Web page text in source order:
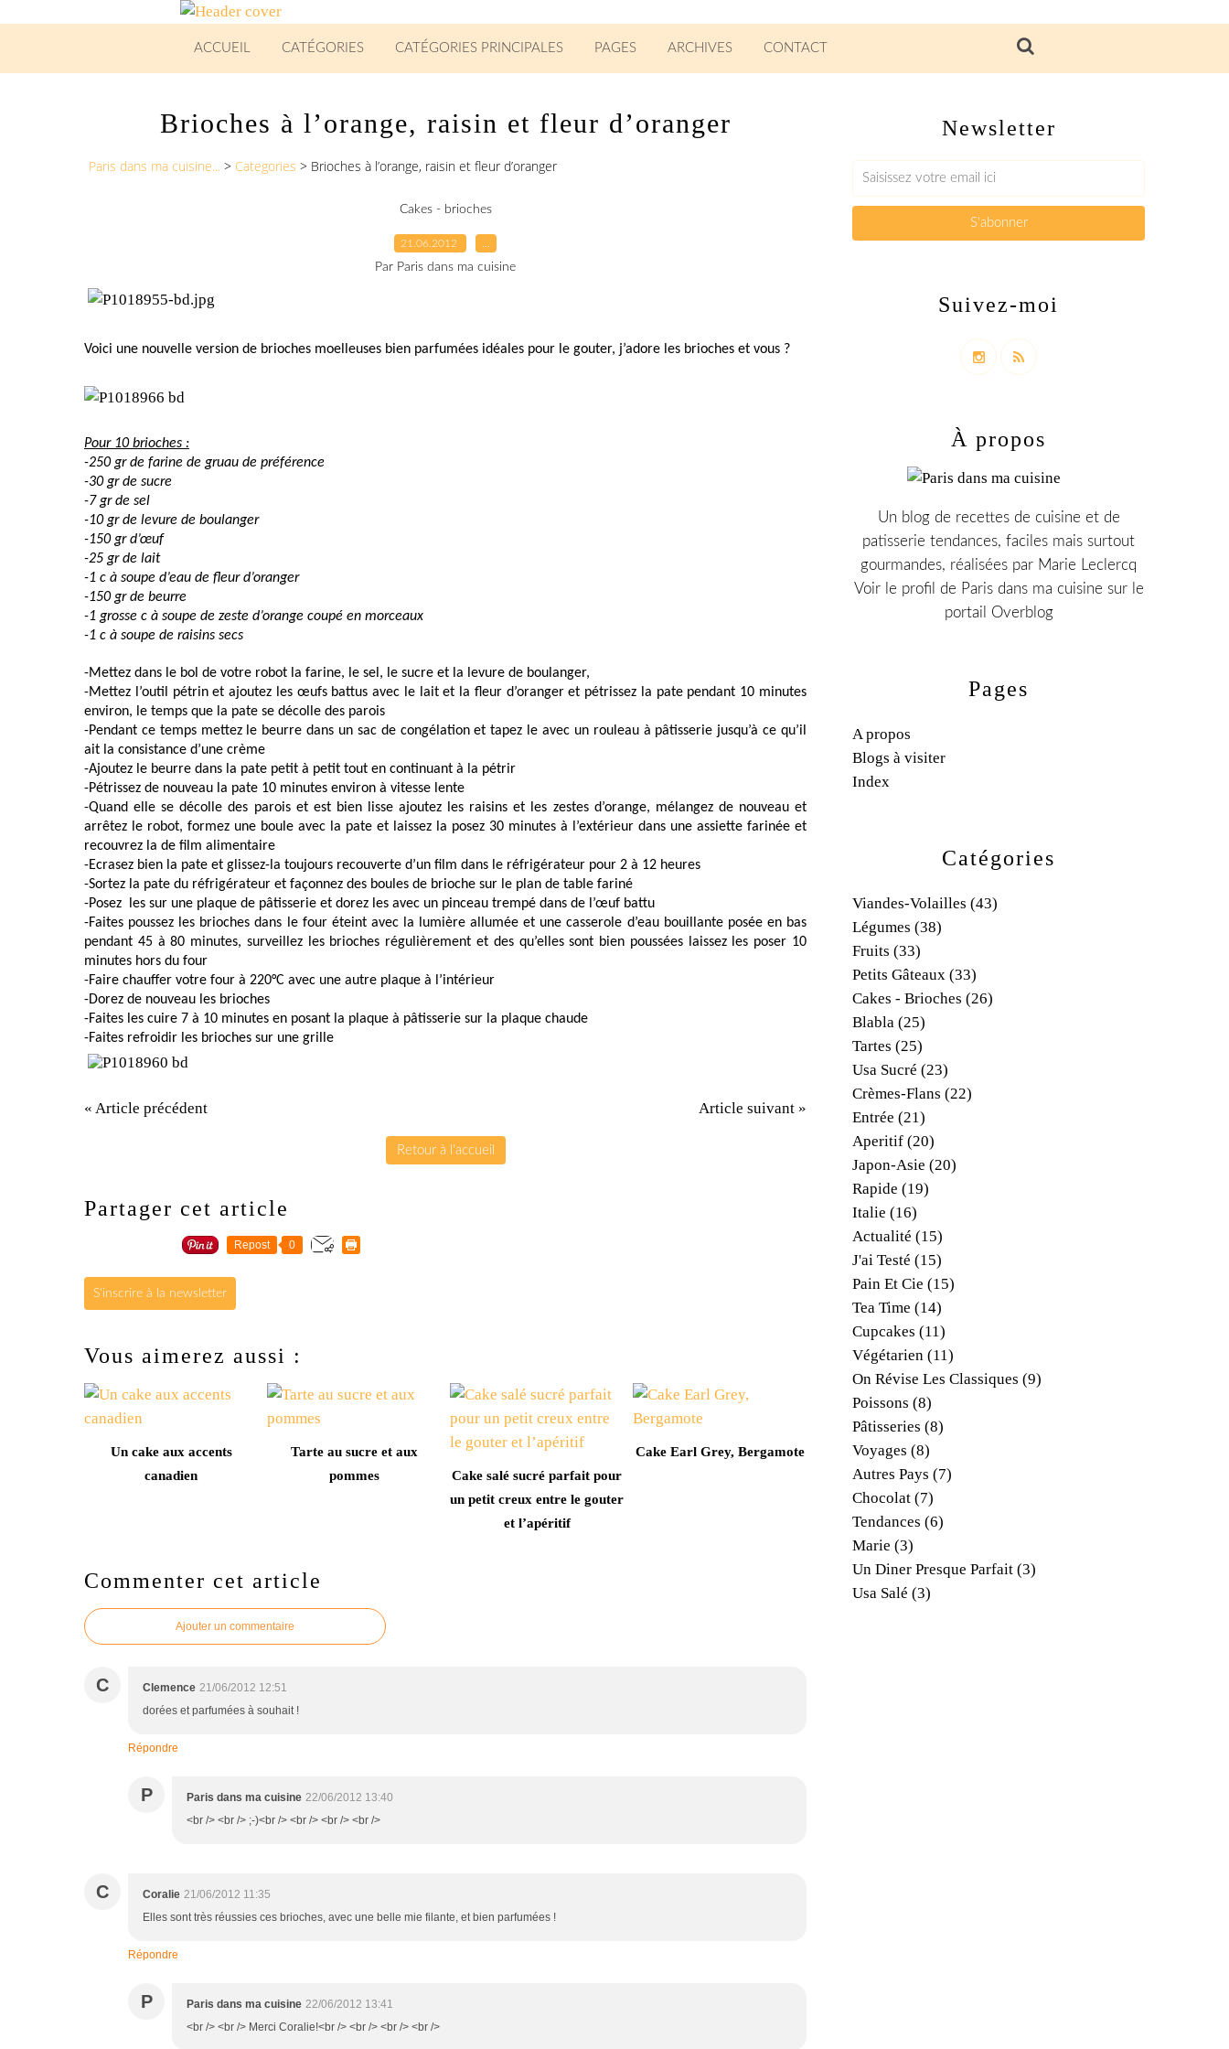
ACCUEIL CATÉGORIES CATÉGORIES PRINCIPALES PAGES ARCHIVES CONTACT
Brioches à l’orange, raisin et fleur d’oranger
Paris dans ma cuisine... > Categories > Brioches à l’orange, raisin et fleur d’oranger
Cakes - brioches
21.06.2012
Par Paris dans ma cuisine
Voici une nouvelle version de brioches moelleuses bien parfumées idéales pour le gouter, j’adore les brioches et vous ?
Pour 10 brioches :
-250 gr de farine de gruau de préférence
-30 gr de sucre
-7 gr de sel
-10 gr de levure de boulanger
-150 gr d’œuf
-25 gr de lait
-1 c à soupe d’eau de fleur d’oranger
-150 gr de beurre
-1 grosse c à soupe de zeste d’orange coupé en morceaux
-1 c à soupe de raisins secs
-Mettez dans le bol de votre robot la farine, le sel, le sucre et la levure de boulanger,
-Mettez l’outil pétrin et ajoutez les œufs battus avec le lait et la fleur d’oranger et pétrissez la pate pendant 10 minutes
environ, le temps que la pate se décolle des parois
-Pendant ce temps mettez le beurre dans un sac de congélation et tapez le avec un rouleau à pâtisserie jusqu’à ce qu’il
ait la consistance d’une crème
-Ajoutez le beurre dans la pate petit à petit tout en continuant à la pétrir
-Pétrissez de nouveau la pate 10 minutes environ à vitesse lente
-Quand elle se décolle des parois et est bien lisse ajoutez les raisins et les zestes d’orange, mélangez de nouveau et
arrêtez le robot, formez une boule avec la pate et laissez la posez 30 minutes à l’extérieur dans une assiette farinée et
recouvrez la de film alimentaire
-Ecrasez bien la pate et glissez-la toujours recouverte d’un film dans le réfrigérateur pour 2 à 12 heures
-Sortez la pate du réfrigérateur et façonnez des boules de brioche sur le plan de table fariné
-Posez
les sur une plaque de pâtisserie et dorez les avec un pinceau trempé dans de l’œuf battu
-Faites poussez les brioches dans le four éteint avec la lumière allumée et une casserole d’eau bouillante posée en bas
pendant 45 à 80 minutes, surveillez les brioches régulièrement et des qu’elles sont bien poussées laissez les poser 10
minutes hors du four
-Faire chauffer votre four à 220°C avec une autre plaque à l’intérieur
-Dorez de nouveau les brioches
-Faites les cuire 7 à 10 minutes en posant la plaque à pâtisserie sur la plaque chaude
-Faites refroidir les brioches sur une grille
« Article précédent Article suivant »
Retour à l'accueil
Partager cet article
Repost 0
S'inscrire à la newsletter
Vous aimerez aussi :
Un cake aux accents
canadien
Tarte au sucre et aux
pommes
Cake salé sucré parfait pour
un petit creux entre le gouter
et l’apéritif
Cake Earl Grey, Bergamote
Commenter cet article
Ajouter un commentaire
C Clemence 21/06/2012 12:51
dorées et parfumées à souhait !
Répondre
P Paris dans ma cuisine 22/06/2012 13:40
<br /> <br /> ;-)<br /> <br /> <br /> <br />
C Coralie 21/06/2012 11:35
Elles sont très réussies ces brioches, avec une belle mie filante, et bien parfumées !
Répondre
P Paris dans ma cuisine 22/06/2012 13:41
<br /> <br /> Merci Coralie!<br /> <br /> <br /> <br />
Newsletter
Catégories
Viandes-Volailles (43)
Légumes (38)
Fruits (33)
Petits Gâteaux (33)
Cakes - Brioches (26)
Blabla (25)
Tartes (25)
Usa Sucré (23)
Crèmes-Flans (22)
Entrée (21)
Aperitif (20)
Japon-Asie (20)
Rapide (19)
Italie (16)
Actualité (15)
J'ai Testé (15)
Pain Et Cie (15)
Tea Time (14)
Cupcakes (11)
Végétarien (11)
On Révise Les Classiques (9)
Poissons (8)
Pâtisseries (8)
Voyages (8)
Autres Pays (7)
Chocolat (7)
Tendances (6)
Marie (3)
Un Diner Presque Parfait (3)
Usa Salé (3)
Pages
A propos
Blogs à visiter
Index
Suivez-moi
À propos
Un blog de recettes de cuisine et de
patisserie tendances, faciles mais surtout
gourmandes, réalisées par Marie Leclercq
Voir le profil de Paris dans ma cuisine sur le
portail Overblog